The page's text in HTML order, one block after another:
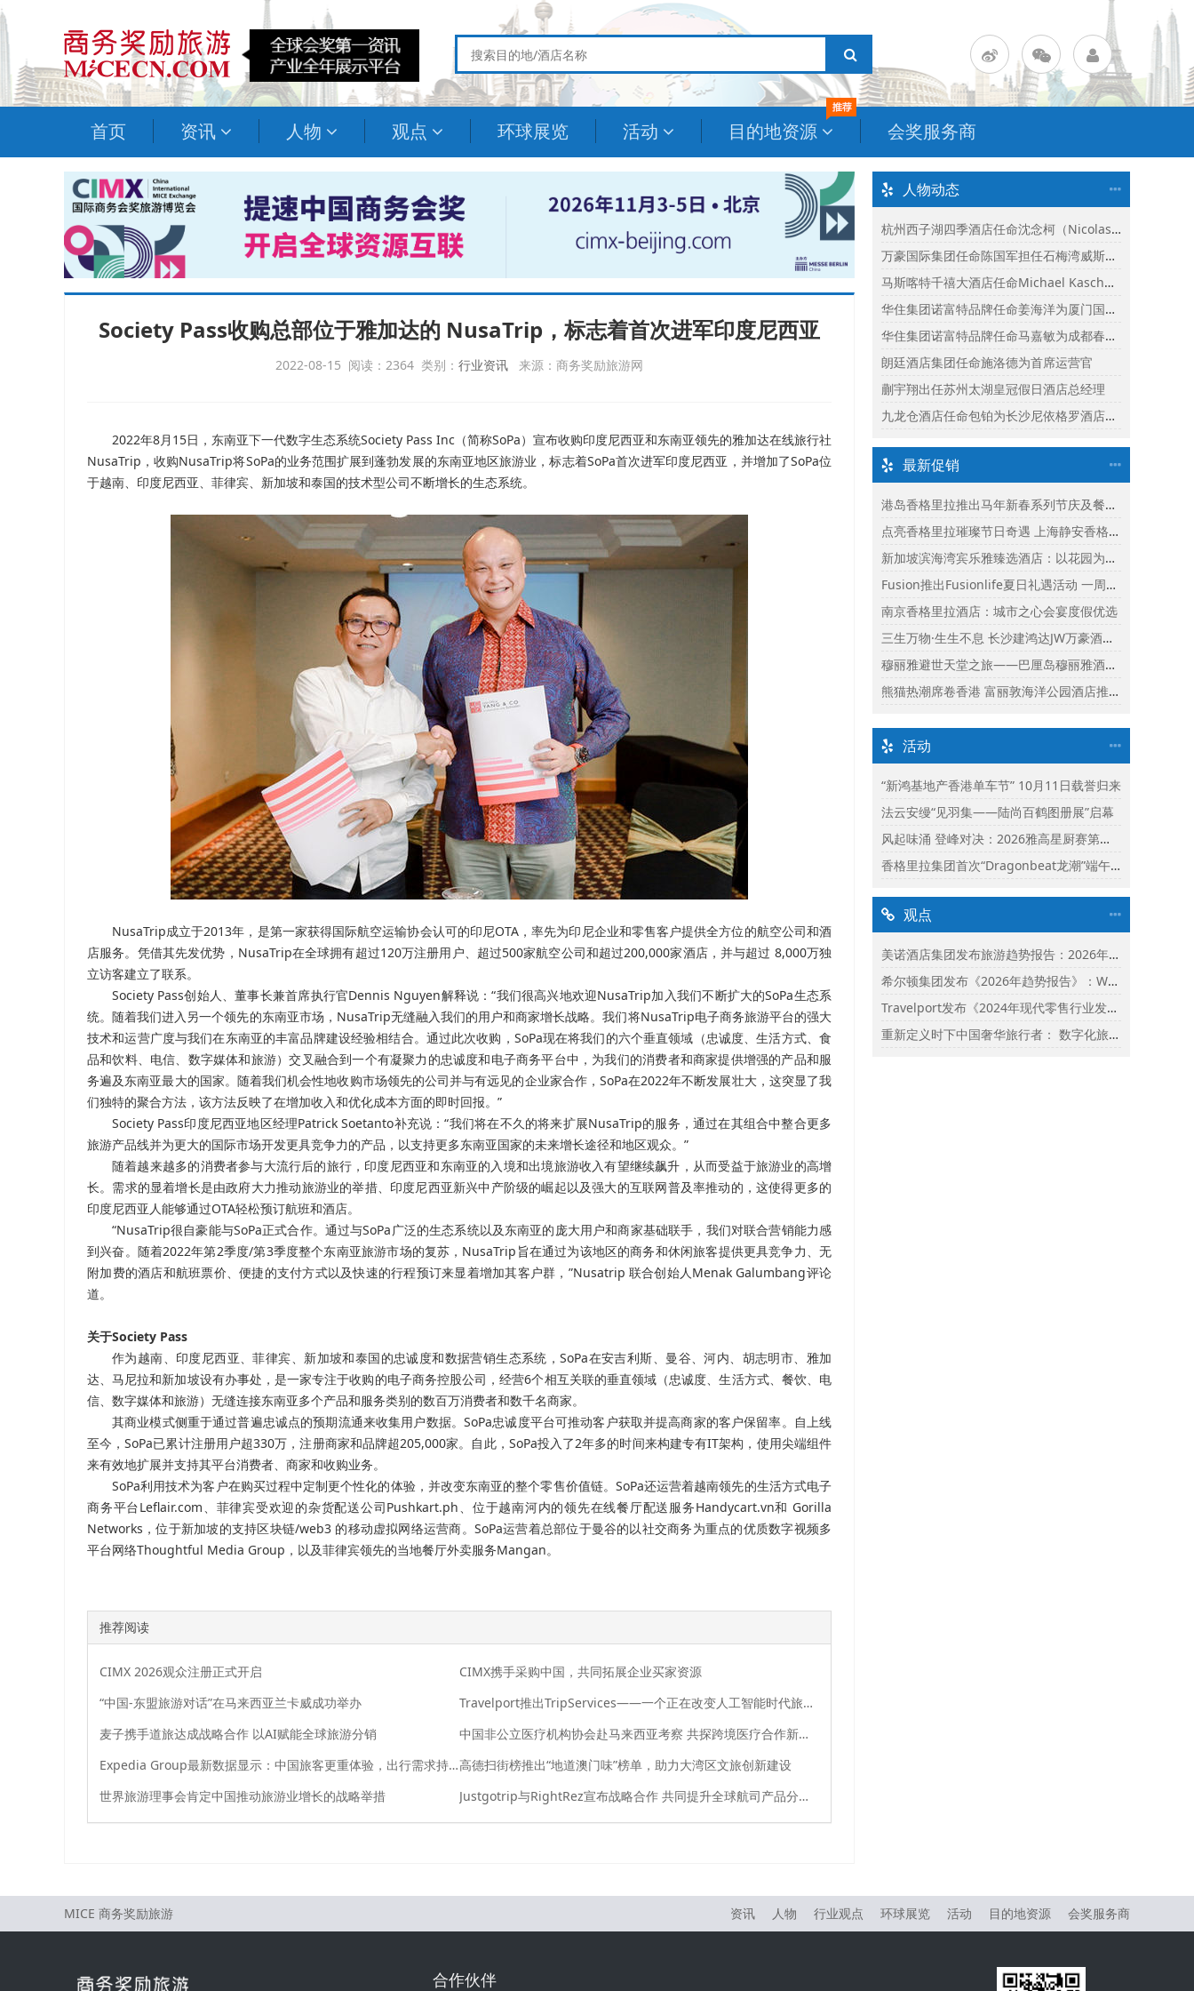
首页 资讯 人物 观点 环球展览 活动 目的地资源 会奖服务商
Society Pass收购总部位于雅加达的 NusaTrip，标志着首次进军印度尼西亚
2022-08-15 阅读：2364 类别： 行业资讯 来源：商务奖励旅游网
2022年8月15日，东南亚下一代数字生态系统Society Pass Inc（简称SoPa）宣布收购印度尼西亚和东南亚领先的雅加达在线旅行社
NusaTrip，收购NusaTrip将SoPa的业务范围扩展到蓬勃发展的东南亚地区旅游业，标志着SoPa首次进军印度尼西亚，并增加了SoPa位
于越南、印度尼西亚、菲律宾、新加坡和泰国的技术型公司不断增长的生态系统。
NusaTrip成立于2013年，是第一家获得国际航空运输协会认可的印尼OTA，率先为印尼企业和零售客户提供全方位的航空公司和酒
店服务。凭借其先发优势，NusaTrip在全球拥有超过120万注册用户、超过500家航空公司和超过200,000家酒店，并与超过 8,000万独
立访客建立了联系。
Society Pass创始人、董事长兼首席执行官Dennis Nguyen解释说：“我们很高兴地欢迎NusaTrip加入我们不断扩大的SoPa生态系
统。随着我们进入另一个领先的东南亚市场，NusaTrip无缝融入我们的用户和商家增长战略。我们将NusaTrip电子商务旅游平台的强大
技术和运营广度与我们在东南亚的丰富品牌建设经验相结合。通过此次收购，SoPa现在将我们的六个垂直领域（忠诚度、生活方式、食
品和饮料、电信、数字媒体和旅游）交叉融合到一个有凝聚力的忠诚度和电子商务平台中，为我们的消费者和商家提供增强的产品和服
务遍及东南亚最大的国家。随着我们机会性地收购市场领先的公司并与有远见的企业家合作，SoPa在2022年不断发展壮大，这突显了我
们独特的聚合方法，该方法反映了在增加收入和优化成本方面的即时回报。”
Society Pass印度尼西亚地区经理Patrick Soetanto补充说：“我们将在不久的将来扩展NusaTrip的服务，通过在其组合中整合更多
旅游产品线并为更大的国际市场开发更具竞争力的产品，以支持更多东南亚国家的未来增长途径和地区观众。”
随着越来越多的消费者参与大流行后的旅行，印度尼西亚和东南亚的入境和出境旅游收入有望继续飙升，从而受益于旅游业的高增
长。需求的显着增长是由政府大力推动旅游业的举措、印度尼西亚新兴中产阶级的崛起以及强大的互联网普及率推动的，这使得更多的
印度尼西亚人能够通过OTA轻松预订航班和酒店。
“NusaTrip很自豪能与SoPa正式合作。通过与SoPa广泛的生态系统以及东南亚的庞大用户和商家基础联手，我们对联合营销能力感
到兴奋。随着2022年第2季度/第3季度整个东南亚旅游市场的复苏，NusaTrip旨在通过为该地区的商务和休闲旅客提供更具竞争力、无
附加费的酒店和航班票价、便捷的支付方式以及快速的行程预订来显着增加其客户群，”Nusatrip 联合创始人Menak Galumbang评论
道。
关于Society Pass
作为越南、印度尼西亚、菲律宾、新加坡和泰国的忠诚度和数据营销生态系统，SoPa在安吉利斯、曼谷、河内、胡志明市、雅加
达、马尼拉和新加坡设有办事处，是一家专注于收购的电子商务控股公司，经营6个相互关联的垂直领域（忠诚度、生活方式、餐饮、电
信、数字媒体和旅游）无缝连接东南亚多个产品和服务类别的数百万消费者和数千名商家。
其商业模式侧重于通过普遍忠诚点的预期流通来收集用户数据。SoPa忠诚度平台可推动客户获取并提高商家的客户保留率。自上线
至今，SoPa已累计注册用户超330万，注册商家和品牌超205,000家。自此，SoPa投入了2年多的时间来构建专有IT架构，使用尖端组件
来有效地扩展并支持其平台消费者、商家和收购业务。
SoPa利用技术为客户在购买过程中定制更个性化的体验，并改变东南亚的整个零售价值链。SoPa还运营着越南领先的生活方式电子
商务平台Leflair.com、菲律宾受欢迎的杂货配送公司Pushkart.ph、位于越南河内的领先在线餐厅配送服务Handycart.vn和 Gorilla
Networks，位于新加坡的支持区块链/web3 的移动虚拟网络运营商。SoPa运营着总部位于曼谷的以社交商务为重点的优质数字视频多
平台网络Thoughtful Media Group，以及菲律宾领先的当地餐厅外卖服务Mangan。
推荐阅读
CIMX 2026观众注册正式开启
CIMX携手采购中国，共同拓展企业买家资源
“中国-东盟旅游对话”在马来西亚兰卡威成功举办
Travelport推出TripServices——一个正在改变人工智能时代旅游销售与服务方式的API平台
麦子携手道旅达成战略合作 以AI赋能全球旅游分销
中国非公立医疗机构协会赴马来西亚考察 共探跨境医疗合作新机遇
Expedia Group最新数据显示：中国旅客更重体验，出行需求持续升温高德扫街榜推出“地道澳门味”榜单，助力大湾区文旅创新建设
世界旅游理事会肯定中国推动旅游业增长的战略举措
Justgotrip与RightRez宣布战略合作 共同提升全球航司产品分销能力
人物动态
杭州西子湖四季酒店任命沈念柯（Nicolas Senes）为酒店总经理
万豪国际集团任命陈国军担任石梅湾威斯汀度假酒店总经理
马斯喀特千禧大酒店任命Michael Kasch为酒店总经理
华住集团诺富特品牌任命姜海洋为厦门国际会议中心诺富特酒店总经理
华住集团诺富特品牌任命马嘉敏为成都春熙路诺富特酒店总经理
朗廷酒店集团任命施洛德为首席运营官
蒯宇翔出任苏州太湖皇冠假日酒店总经理
九龙仓酒店任命包铂为长沙尼依格罗酒店及长沙玛珂酒店区域总经理
最新促销
港岛香格里拉推出马年新春系列节庆及餐饮体验
点亮香格里拉璀璨节日奇遇 上海静安香格里拉推出缤纷献礼
新加坡滨海湾宾乐雅臻选酒店：以花园为幕，共庆新加坡60周年国庆盛宴
Fusion推出Fusionlife夏日礼遇活动 一周年志庆呈献迎新独家假期奖赏
南京香格里拉酒店：城市之心会宴度假优选
三生万物·生生不息 长沙建鸿达JW万豪酒店×Ralph Lauren Polo Earth开启可持续生活旅行美学
穆丽雅避世天堂之旅——巴厘岛穆丽雅酒店独家延住礼遇
熊猫热潮席卷香港 富丽敦海洋公园酒店推出“亲亲大熊猫住宿体验”
活动
“新鸿基地产香港单车节” 10月11日载誉归来
法云安缦“见羽集——陆尚百鹤图册展”启幕
风起味涌 登峰对决：2026雅高星厨赛第二阶段启动
香格里拉集团首次“Dragonbeat龙潮”端午庆典精彩落幕
观点
美诺酒店集团发布旅游趋势报告：2026年市场保持乐观并揭示旅行者渴望联结
希尔顿集团发布《2026年趋势报告》：Whycation成为旅行新趋势
Travelport发布《2024年现代零售行业发展状况报告》
重新定义时下中国奢华旅行者： 数字化旅行与体验式奢华将成为影响2024年旅行选择的关键词
MICE 商务奖励旅游 资讯 人物 行业观点 环球展览 活动 目的地资源 会奖服务商
合作伙伴